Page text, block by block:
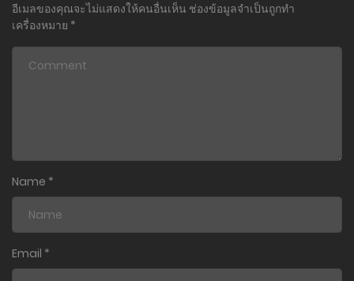
อีเมลของคุณจะไม่แสดงให้คนอื่นเห็น ช่องข้อมูลจำเป็นถูกทำ
เครื่องหมาย *
Name *
Email *